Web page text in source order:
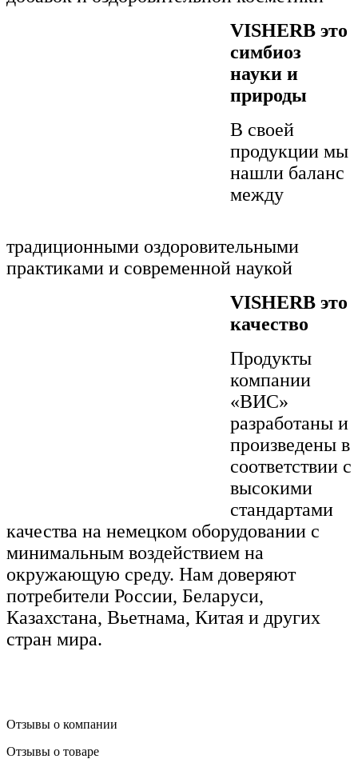
VISHERB это
симбиоз
науки и
природы
В своей
продукции мы
нашли баланс
между
традиционными оздоровительными
практиками и современной наукой
VISHERB это
качество
Продукты
компании
«ВИС»
разработаны и
произведены в
соответствии с
высокими
стандартами
качества на немецком оборудовании с
минимальным воздействием на
окружающую среду. Нам доверяют
потребители России, Беларуси,
Казахстана, Вьетнама, Китая и других
стран мира.
Отзывы о компании
Отзывы о товаре